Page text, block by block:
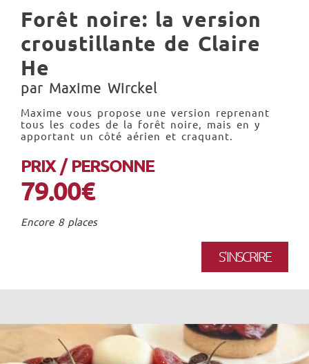
Forêt noire: la version
croustillante de Claire
He
par Maxime Wirckel
Maxime vous propose une version reprenant
tous les codes de la forêt noire, mais en y
apportant un côté aérien et craquant.
PRIX / PERSONNE
79.00€
Encore 8 places
S'INSCRIRE